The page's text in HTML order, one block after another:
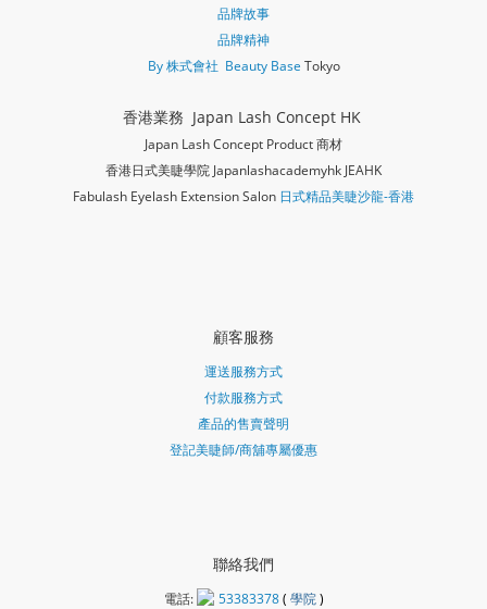
品牌故事
品牌精神
By 株式會社 Beauty Base Tokyo
香港業務 Japan Lash Concept HK
Japan Lash Concept Product 商材
香港日式美睫學院 Japanlashacademyhk JEAHK
Fabulash Eyelash Extension Salon 日式精品美睫沙龍-香港
顧客服務
運送服務方式
付款服務方式
產品的售賣聲明
登記美睫師/商舖專屬優惠
聯絡我們
電話: 53383378( 學院)